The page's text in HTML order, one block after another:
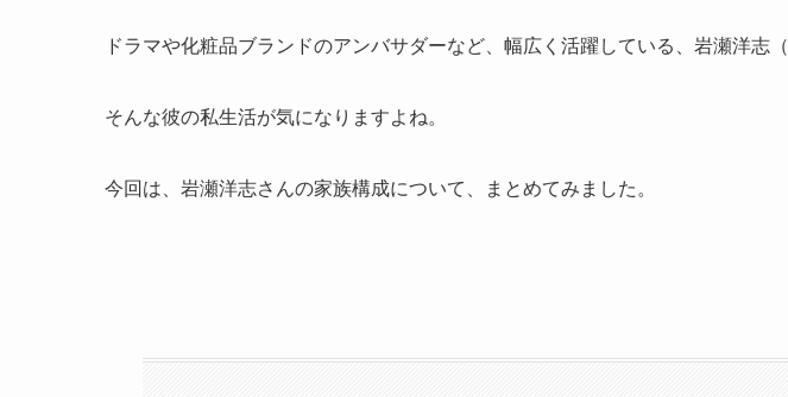
ドラマや化粧品ブランドのアンバサダーなど、幅広く活躍している、岩瀬洋志
そんな彼の私生活が気になりますよね。
今回は、岩瀬洋志さんの家族構成について、まとめてみました。